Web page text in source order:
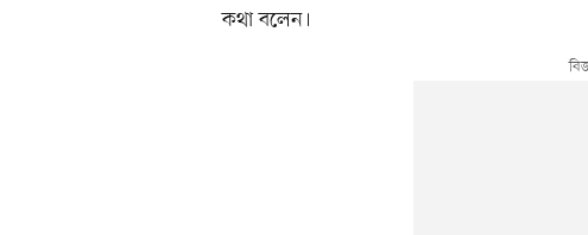
কথা বলেন।